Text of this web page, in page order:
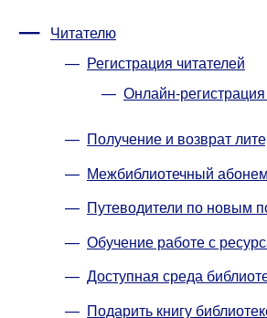
Читателю
Регистрация читателей
Онлайн-регистрация
Получение и возврат
Межбиблиотечный
Путеводители по новым
Обучение работе с
Доступная среда
Подарить книгу